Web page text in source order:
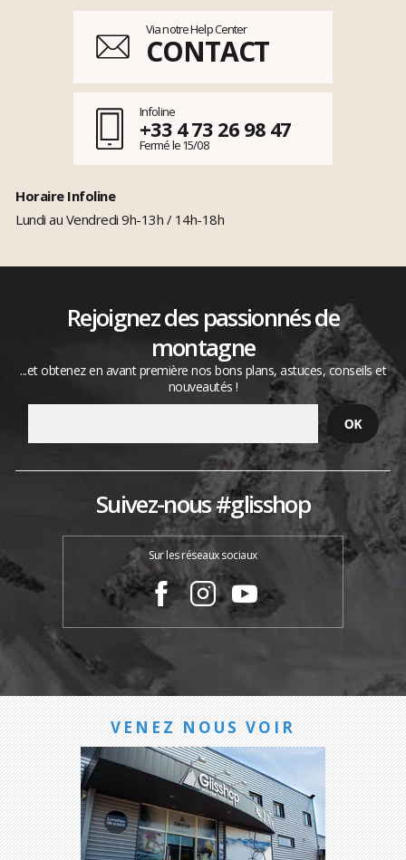
Via notre Help Center
CONTACT
Infoline
+33 4 73 26 98 47
Fermé le 15/08
Horaire Infoline
Lundi au Vendredi 9h-13h / 14h-18h
Rejoignez des passionnés de
montagne
...et obtenez en avant première nos bons plans, astuces, conseils et
nouveautés !
Suivez-nous #glisshop
Sur les réseaux sociaux
VENEZ NOUS VOIR